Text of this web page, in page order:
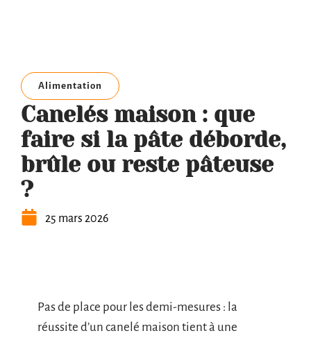
Alimentation
Canelés maison : que
faire si la pâte déborde,
brûle ou reste pâteuse
?
25 mars 2026
Pas de place pour les demi-mesures : la
réussite d’un canelé maison tient à une